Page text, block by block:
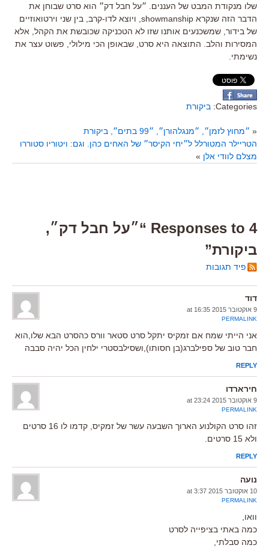
שלו מנקודת המבט של העננים. ״על חבל דק״ הוא סרט שבוחן את
הדבר הזה שנקרא showmanship, ויוצא לדו-קרב, בין שני וירטואוזיים
של בידור, שמשכנעים אותנו שזו לא הטכניקה שכובשת את הקהל, אלא
המסירות והלב. התוצאה היא סרט, שבאופן הכי מילולי, פשוט עצר את
נשימתי.
Categories: ביקורת
« ״מחוץ לזמן״, ״מנגלהורן״, ״99 בתים״, ביקורת
הטריילר המטורלל ל״יחי הקיסר״ של האחים כהן. וגם: ויטוריו סטוררו
מצלם לוודי אלן »
4 Responses to “״על חבל דק״,
ביקורת”
פיד תגובות
דוד
9 אוקטובר 2015 at 16:35
PERMALINK
אני הייתי שמח אם זמקיס יתקל סרט סטאר וורס כהסרט הבא שלו,הוא
חבר טוב של ספילברג(בן חסותו),ושסילבסטרי ילחין הכל יהיה סבבה
REPLY
חירארדו
9 אוקטובר 2015 at 23:24
PERMALINK
זהו סרט הקולנוע הארוך השבעה עשר של זמקיס, קדמו לו 16 סרטים
ולא 15 סרטים.
REPLY
נועה
10 אוקטובר 2015 at 3:37
PERMALINK
וואו,
כמה באתי בציפייה לסרט
כמה סבלתי,